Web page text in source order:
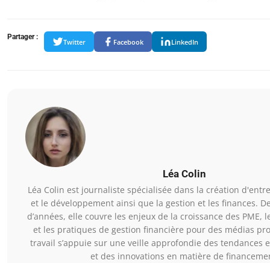
Partager :
Twitter Facebook LinkedIn
Léa Colin
Léa Colin est journaliste spécialisée dans la création
et le développement ainsi que la gestion et les finances.
d’années, elle couvre les enjeux de la croissance des PME,
et les pratiques de gestion financière pour des médias
travail s’appuie sur une veille approfondie des tendances
et des innovations en matière de